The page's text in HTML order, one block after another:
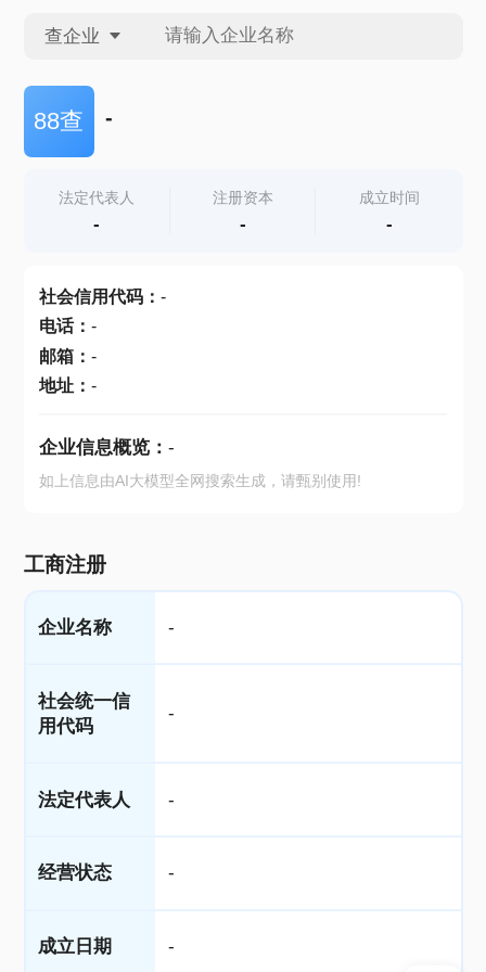
查企业
查企业
查产地
88查 -
法定代表人
-
注册资本
-
成立时间
-
社会信用代码： -
电话： -
邮箱： -
地址： -
企业信息概览： -
如上信息由AI大模型全网搜索生成，请甄别使用!
工商注册
企业名称 -
社会统一信
用代码
-
法定代表人 -
经营状态 -
成立日期 -